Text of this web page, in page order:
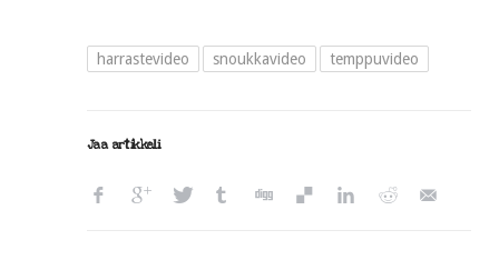
harrastevideo snoukkavideo temppuvideo
Jaa artikkeli